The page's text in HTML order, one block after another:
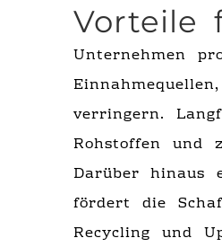
Vorteile
Unternehmen
verringern.
Rohstoffen und
Darüber hinaus
fördert die
Recycling und